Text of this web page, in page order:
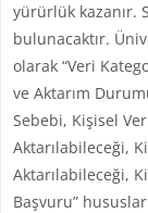
yürürlük kazanır.
bulunacaktır.
olarak “Veri
ve Aktarım
Sebebi, Kişisel
Aktarılabileceği,
Aktarılabileceği,
Başvuru”